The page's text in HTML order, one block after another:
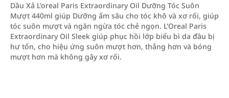
Dầu Xả L'oreal Paris Extraordinary Oil Dưỡng Tóc Suôn
Mượt 440ml giúp Dưỡng ẩm sâu cho tóc khô và xơ rối, giúp
tóc suôn mượt và ngăn ngừa tóc chẻ ngọn. L'Oreal Paris
Extraordinary Oil Sleek giúp phục hồi lớp biểu bì da đầu bị
hư tổn, cho hiệu ứng suôn mượt hơn, thẳng hơn và bóng
mượt hơn mà không gây xơ rối.